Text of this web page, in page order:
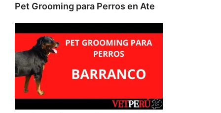
Pet Grooming para Perros en Ate